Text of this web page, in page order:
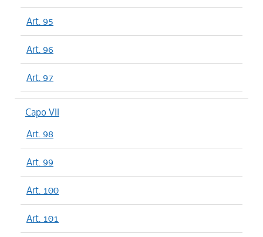
Art. 95
Art. 96
Art. 97
Capo VII
Art. 98
Art. 99
Art. 100
Art. 101